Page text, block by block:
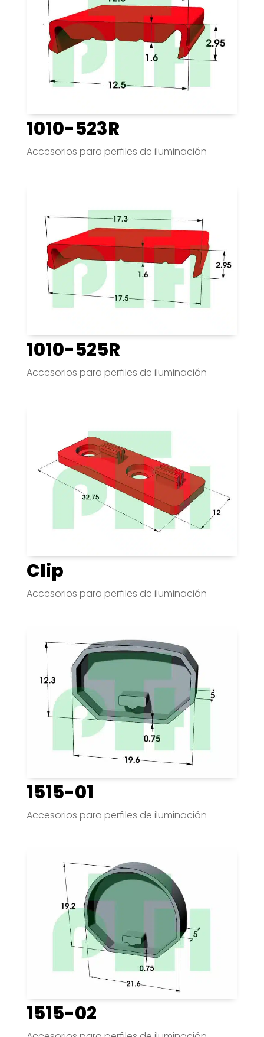
1010-523R
Accesorios para perfiles de iluminación
1010-525R
Accesorios para perfiles de iluminación
Clip
Accesorios para perfiles de iluminación
1515-01
Accesorios para perfiles de iluminación
1515-02